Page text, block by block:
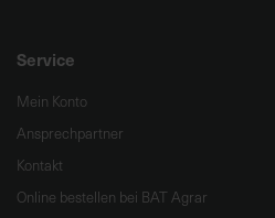
Service
Mein Konto
Ansprechpartner
Kontakt
Online bestellen bei BAT Agrar